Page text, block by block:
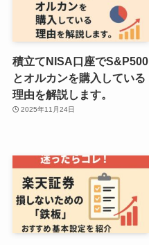
積立てNISA口座でS&P500
とオルカンを購入している
理由を解説します。
2025年11月24日